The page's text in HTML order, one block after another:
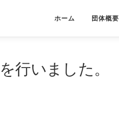
ホーム 団体概要
行いました。